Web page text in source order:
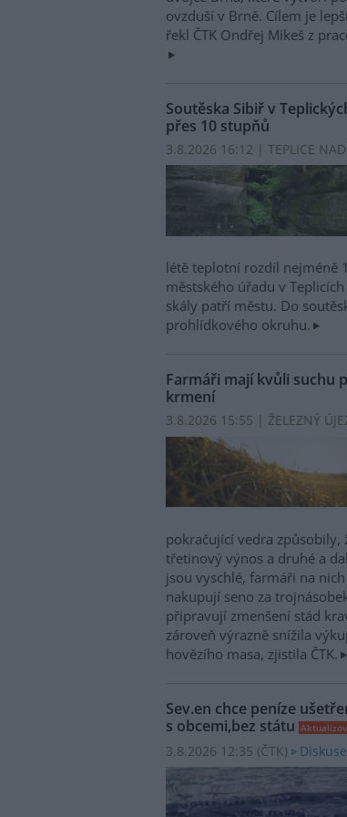
ovzduší v Brně. Cílem je
řekl ČTK Ondřej Mikeš z
Soutěska Sibiř v
přes 10 stupňů
3.8.2026 16:12 | TEPLICE NAD
létě teplotní rozdíl nejméně
městského úřadu v
skály patří městu. Do
prohlídkového okruhu.
Farmáři mají kvůli suchu
krmení
3.8.2026 15:55 | ŽELEZNÝ
pokračující vedra
třetinový výnos a druhé a
jsou vyschlé, farmáři na
nakupují seno za
připravují zmenšení stád
zároveň výrazně snížila
hovězího masa, zjistila ČTK.
Sev.en chce peníze
s obcemi,bez státu
3.8.2026 12:35 (ČTK)